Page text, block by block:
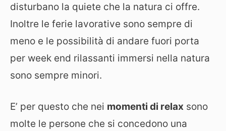
disturbano la quiete che la natura ci offre.
Inoltre le ferie lavorative sono sempre di
meno e le possibilità di andare fuori porta
per week end rilassanti immersi nella natura
sono sempre minori.
E’ per questo che nei momenti di relax sono
molte le persone che si concedono una